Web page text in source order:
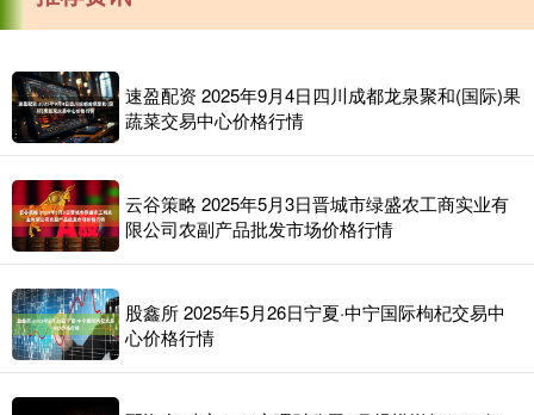
速盈配资 2025年9月4日四川成都龙泉聚和(国际)果
蔬菜交易中心价格行情
云谷策略 2025年5月3日晋城市绿盛农工商实业有
限公司农副产品批发市场价格行情
股鑫所 2025年5月26日宁夏·中宁国际枸杞交易中
心价格行情